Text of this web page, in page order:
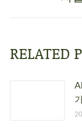
RELATED